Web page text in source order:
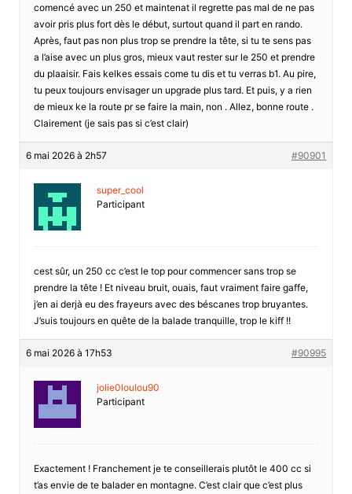
comencé avec un 250 et maintenat il regrette pas mal de ne pas
avoir pris plus fort dès le début, surtout quand il part en rando.
Après, faut pas non plus trop se prendre la tête, si tu te sens pas
a l’aise avec un plus gros, mieux vaut rester sur le 250 et prendre
du plaaisir. Fais kelkes essais come tu dis et tu verras b1. Au pire,
tu peux toujours envisager un upgrade plus tard. Et puis, y a rien
de mieux ke la route pr se faire la main, non . Allez, bonne route .
Clairement (je sais pas si c’est clair)
6 mai 2026 à 2h57 #90901
super_cool
Participant
cest sûr, un 250 cc c’est le top pour commencer sans trop se
prendre la tête ! Et niveau bruit, ouais, faut vraiment faire gaffe,
j’en ai derjà eu des frayeurs avec des béscanes trop bruyantes.
J’suis toujours en quête de la balade tranquille, trop le kiff !!
6 mai 2026 à 17h53 #90995
jolie0loulou90
Participant
Exactement ! Franchement je te conseillerais plutôt le 400 cc si
t’as envie de te balader en montagne. C’est clair que c’est plus